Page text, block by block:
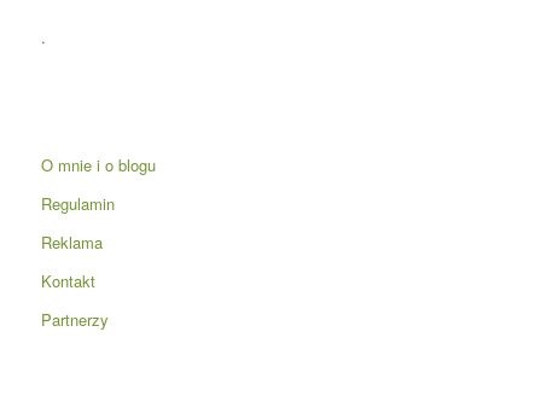
.
O mnie i o blogu
Regulamin
Reklama
Kontakt
Partnerzy